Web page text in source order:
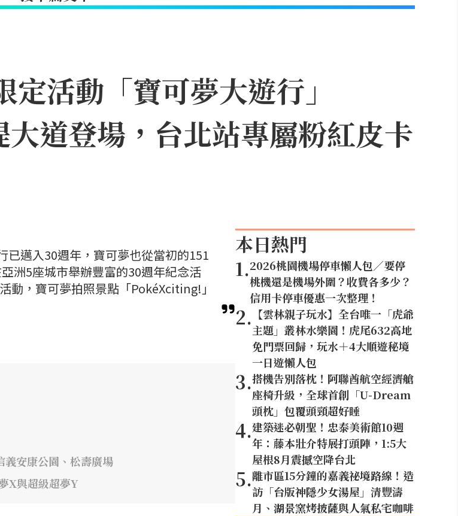
活動「寶可夢大遊行」
道登場，台北站專屬粉紅皮卡
已邁入30週年，寶可夢也從當初的151
洲5座城市舉辦豐富的30週年紀念活
動，寶可夢拍照景點「PokéXciting!」
安康公園、松壽廣場
X與超級超夢Y
本日熱門
1.2026桃園機場停車懶人包／要停
桃機還是機場外圍？收費各多少？
信用卡停車優惠一次整理！
2. 【雲林親子玩水】全台唯一「虎爺
主題」叢林水樂園！虎尾632高地
免門票回歸，玩水＋4大順遊秘境
一日遊懶人包
3.搭機告別落枕！阿聯酋航空經濟艙
座椅升級，全球首創「U-Dream
頭枕」包覆頭頸超好睡
4.建築迷必朝聖！忠泰美術館10週
年：藤本壯介特展打頭陣，1:5大
屋根8月震撼空降台北
5.離市區15分鐘的嘉義祕境路線！造
訪「台版神隱少女湯屋」清豐濤
月、湖景窯烤披薩與人氣私宅咖啡